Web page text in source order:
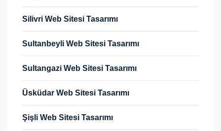
Silivri Web Sitesi Tasarımı
Sultanbeyli Web Sitesi Tasarımı
Sultangazi Web Sitesi Tasarımı
Üsküdar Web Sitesi Tasarımı
Şişli Web Sitesi Tasarımı